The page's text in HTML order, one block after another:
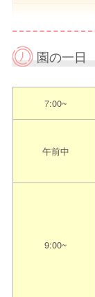
園の一日
7:00~
午前中
9:00~